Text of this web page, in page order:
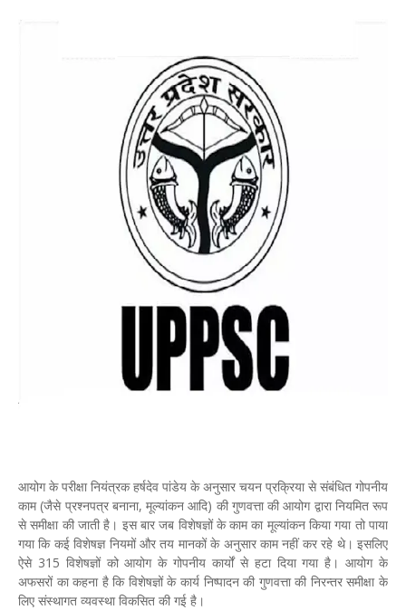
आयोग के परीक्षा नियंत्रक हर्षदेव पांडेय के अनुसार चयन प्रक्रिया से संबंधित गोपनीय
काम (जैसे प्रश्नपत्र बनाना, मूल्यांकन आदि) की गुणवत्ता की आयोग द्वारा नियमित रूप
से समीक्षा की जाती है। इस बार जब विशेषज्ञों के काम का मूल्यांकन किया गया तो पाया
गया कि कई विशेषज्ञ नियमों और तय मानकों के अनुसार काम नहीं कर रहे थे। इसलिए
ऐसे 315 विशेषज्ञों को आयोग के गोपनीय कार्यों से हटा दिया गया है। आयोग के
अफसरों का कहना है कि विशेषज्ञों के कार्य निष्पादन की गुणवत्ता की निरन्तर समीक्षा के
लिए संस्थागत व्यवस्था विकसित की गई है।